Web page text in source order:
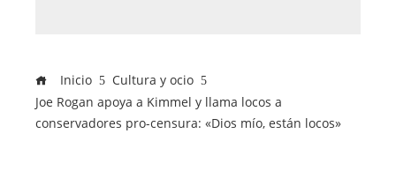
Inicio
Cultura y ocio
Joe Rogan apoya a Kimmel y llama locos a
conservadores pro-censura: «Dios mío, están locos»